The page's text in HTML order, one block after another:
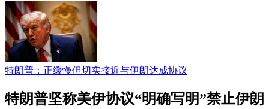
特朗普：正缓慢但切实接近与伊朗达成协议
特朗普坚称美伊协议“明确写明”禁止伊朗